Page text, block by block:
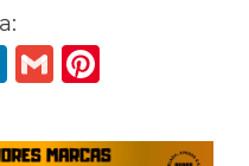
LinkedIn
Gmail